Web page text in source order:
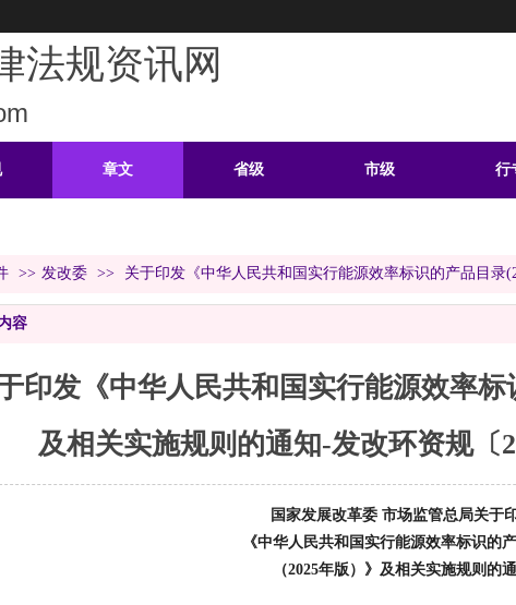
法规资讯网
章文 省级 市级 行
>> 发改委 >> 关于印发《中华人民共和国实行能源效率标识的产品目录
容
印发《中华人民共和国实行能源效率标
及相关实施规则的通知-发改环资规〔
国家发展改革委 市场监管总局关于
《中华人民共和国实行能源效率标识的
（2025年版）》及相关实施规则的